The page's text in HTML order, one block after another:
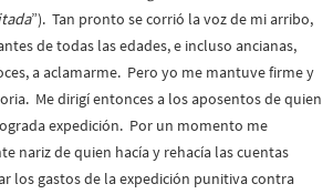
”). Tan pronto se corrió la voz de mi arribo,
de todas las edades, e incluso ancianas,
a aclamarme. Pero yo me mantuve firme y
Me dirigí entonces a los aposentos de quien
expedición. Por un momento me
nariz de quien hacía y rehacía las cuentas
los gastos de la expedición punitiva contra